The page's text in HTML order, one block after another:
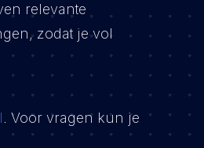
relevante
zodat je vol
. Voor vragen kun je